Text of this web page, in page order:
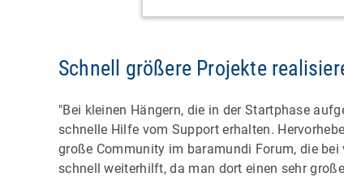
Schnell größere Projekte
"Bei kleinen Hängern, die in der Startphase
schnelle Hilfe vom Support erhalten.
große Community im baramundi Forum, die bei
schnell weiterhilft, da man dort einen sehr